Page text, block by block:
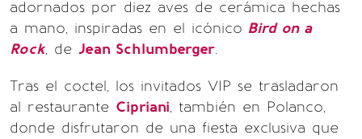
adornados por diez aves de cerámica hechas
a mano, inspiradas en el icónico Bird on a
Rock, de Jean Schlumberger.
Tras el coctel, los invitados VIP se trasladaron
al restaurante Cipriani, también en Polanco,
donde disfrutaron de una fiesta exclusiva que